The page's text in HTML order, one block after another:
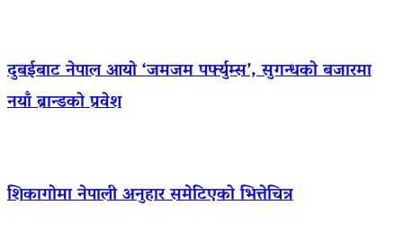
दुबईबाट नेपाल आयो ‘जमजम पर्फ्युम्स’, सुगन्धको बजारमा
नयाँ ब्रान्डको प्रवेश
शिकागोमा नेपाली अनुहार समेटिएको भित्तेचित्र